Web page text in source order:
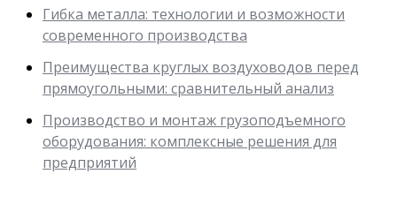
Гибка металла: технологии и возможности
современного производства
Преимущества круглых воздуховодов перед
прямоугольными: сравнительный анализ
Производство и монтаж грузоподъемного
оборудования: комплексные решения для
предприятий